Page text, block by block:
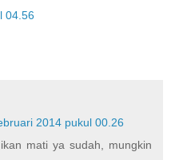
04.56
2014 pukul 00.26
mati ya sudah, mungkin